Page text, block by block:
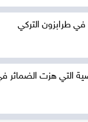
طرابزون التركي
التي هزت الضمائر